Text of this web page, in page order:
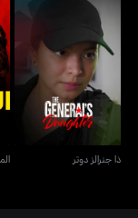
ذا جنرالز دوتر
ذا جنرالز دوتر